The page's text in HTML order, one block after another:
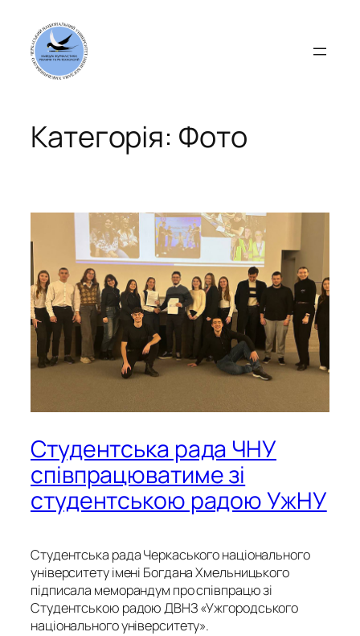
вмісту
Категорія: Фото
Студентська рада ЧНУ
співпрацюватиме зі
студентською радою УжНУ
Студентська рада Черкаського національного
університету імені Богдана Хмельницького
підписала меморандум про співпрацю зі
Студентською радою ДВНЗ «Ужгородського
національного університету».